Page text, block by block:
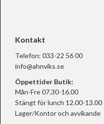
Kontakt
Telefon: 033-22 56 00
info@ahnviks.se
Öppettider Butik:
Mån-Fre 07.30-16.00
Stängt för lunch 12.00-13.00
Lager/Kontor och avvikande